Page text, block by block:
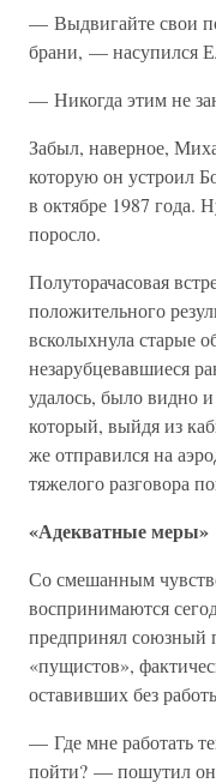
— Выдвигайте свои
брани, — насупился
— Никогда этим не
Забыл, наверное,
которую он устроил
в октябре 1987 года.
поросло.
Полуторачасовая
положительного
всколыхнула старые
незарубцевавшиеся
удалось, было видно
который, выйдя из
же отправился на
тяжелого разговора
«Адекватные меры»
Со смешанным
воспринимаются
предпринял союзный
«пущистов»,
оставивших без
— Где мне работать
пойти? — пошутил он